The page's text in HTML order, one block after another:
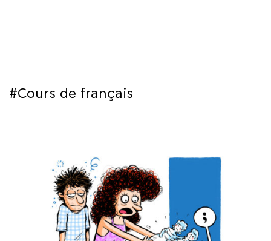
SYNERGIES
#Cours de français